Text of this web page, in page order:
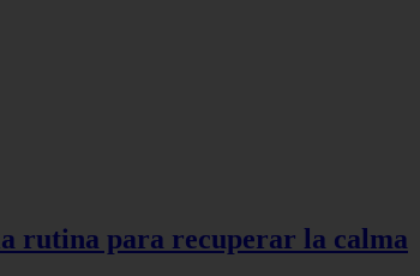
rutina para recuperar la calma